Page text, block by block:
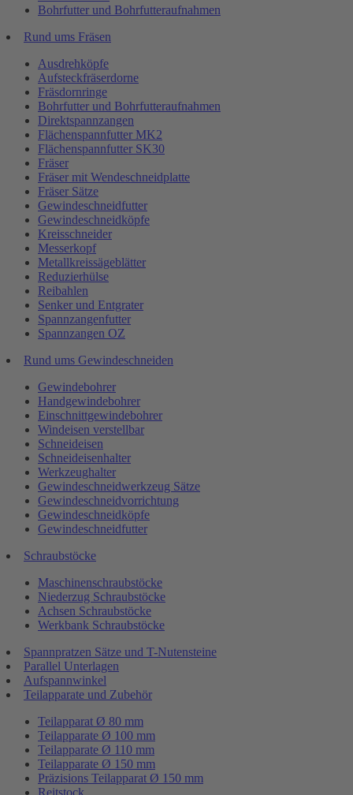
Bohrfutter und Bohrfutteraufnahmen
Rund ums Fräsen
Ausdrehköpfe
Aufsteckfräserdorne
Fräsdornringe
Bohrfutter und Bohrfutteraufnahmen
Direktspannzangen
Flächenspannfutter MK2
Flächenspannfutter SK30
Fräser
Fräser mit Wendeschneidplatte
Fräser Sätze
Gewindeschneidfutter
Gewindeschneidköpfe
Kreisschneider
Messerkopf
Metallkreissägeblätter
Reduzierhülse
Reibahlen
Senker und Entgrater
Spannzangenfutter
Spannzangen OZ
Rund ums Gewindeschneiden
Gewindebohrer
Handgewindebohrer
Einschnittgewindebohrer
Windeisen verstellbar
Schneideisen
Schneideisenhalter
Werkzeughalter
Gewindeschneidwerkzeug Sätze
Gewindeschneidvorrichtung
Gewindeschneidköpfe
Gewindeschneidfutter
Schraubstöcke
Maschinenschraubstöcke
Niederzug Schraubstöcke
Achsen Schraubstöcke
Werkbank Schraubstöcke
Spannpratzen Sätze und T-Nutensteine
Parallel Unterlagen
Aufspannwinkel
Teilapparate und Zubehör
Teilapparat Ø 80 mm
Teilapparate Ø 100 mm
Teilapparate Ø 110 mm
Teilapparate Ø 150 mm
Präzisions Teilapparat Ø 150 mm
Reitstock